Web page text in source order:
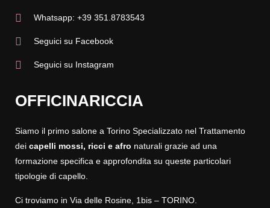
Whatsapp: +39 351.8783543
Seguici su Facebook
Seguici su Instagram
OFFICINARICCIA
Siamo il primo salone a Torino Specializzato nel Trattamento
dei capelli mossi, ricci e afro naturali grazie ad una
formazione specifica e approfondita su queste particolari
tipologie di capello.
Ci troviamo in Via delle Rosine, 1bis – TORINO.